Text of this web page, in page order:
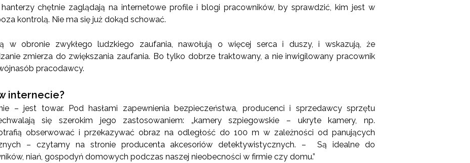
chętnie zaglądają na internetowe profile i blogi pracowników, by sprawdzić, kim jest w
kontrolą. Nie ma się już dokąd schować.
w obronie zwykłego ludzkiego zaufania, nawołują o więcej serca i duszy, i wskazują, że
zmierza do zwiększania zaufania. Bo tylko dobrze traktowany, a nie inwigilowany pracownik
pracodawcy.
internecie?
– jest towar. Pod hasłami zapewnienia bezpieczeństwa, producenci i sprzedawcy sprzętu
się szerokim jego zastosowaniem: „kamery szpiegowskie – ukryte kamery, np.
obserwować i przekazywać obraz na odległość do 100 m w zależności od panujących
– czytamy na stronie producenta akcesoriów detektywistycznych. – Są idealne do
niań, gospodyń domowych podczas naszej nieobecności w firmie czy domu.”